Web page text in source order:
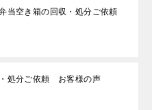
当空き箱の回収・処分ご依頼
処分ご依頼 お客様の声